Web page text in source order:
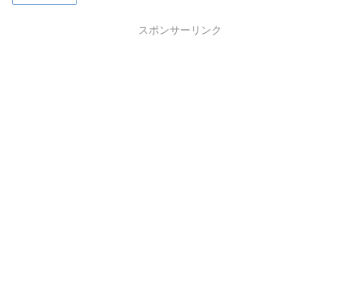
スポンサーリンク